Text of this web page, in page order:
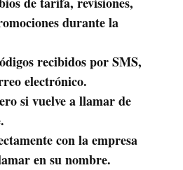
durante la
recibidos por SMS,
electrónico.
si vuelve a llamar de
con la empresa
en su nombre.